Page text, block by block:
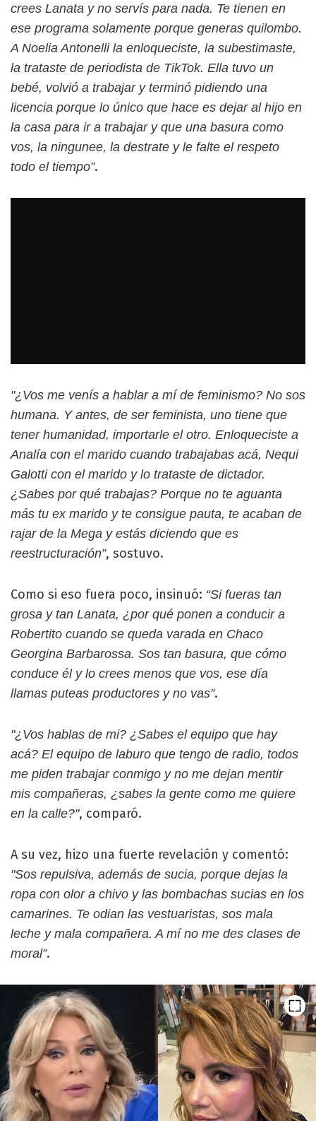
crees Lanata y no servís para nada. Te tienen en
ese programa solamente porque generas quilombo.
A Noelia Antonelli la enloqueciste, la subestimaste,
la trataste de periodista de TikTok. Ella tuvo un
bebé, volvió a trabajar y terminó pidiendo una
licencia porque lo único que hace es dejar al hijo en
la casa para ir a trabajar y que una basura como
vos, la ningunee, la destrate y le falte el respeto
todo el tiempo”.
"¿Vos me venís a hablar a mí de feminismo? No sos
humana. Y antes, de ser feminista, uno tiene que
tener humanidad, importarle el otro. Enloqueciste a
Analía con el marido cuando trabajabas acá, Nequi
Galotti con el marido y lo trataste de dictador.
¿Sabes por qué trabajas? Porque no te aguanta
más tu ex marido y te consigue pauta, te acaban de
rajar de la Mega y estás diciendo que es
reestructuración”, sostuvo.
Como si eso fuera poco, insinuó: “Si fueras tan
grosa y tan Lanata, ¿por qué ponen a conducir a
Robertito cuando se queda varada en Chaco
Georgina Barbarossa. Sos tan basura, que cómo
conduce él y lo crees menos que vos, ese día
llamas puteas productores y no vas”.
"¿Vos hablas de mi? ¿Sabes el equipo que hay
acá? El equipo de laburo que tengo de radio, todos
me piden trabajar conmigo y no me dejan mentir
mis compañeras, ¿sabes la gente como me quiere
en la calle?", comparó.
A su vez, hizo una fuerte revelación y comentó:
"Sos repulsiva, además de sucia, porque dejas la
ropa con olor a chivo y las bombachas sucias en los
camarines. Te odian las vestuaristas, sos mala
leche y mala compañera. A mí no me des clases de
moral”.